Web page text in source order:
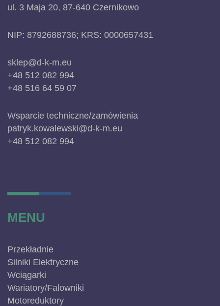
ul. 3 Maja 20, 87-640 Czernikowo
NIP: 8792688736; KRS: 0000657431
sklep@d-k-m.eu
+48 512 082 994
+48 516 64 59 07
Wsparcie techniczne/zamówienia
patryk.kowalewski@d-k-m.eu
+48 512 082 994
MENU
Przekładnie
Silniki Elektryczne
Wciągarki
Wariatory/Falowniki
Motoreduktory